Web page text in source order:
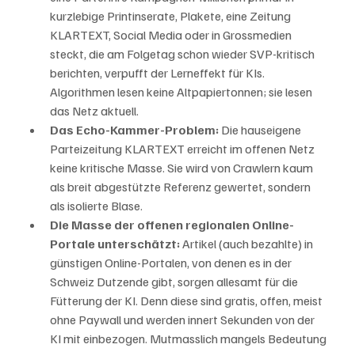
kurzlebige Printinserate, Plakete, eine Zeitung
KLARTEXT, Social Media oder in Grossmedien
steckt, die am Folgetag schon wieder SVP-kritisch
berichten, verpufft der Lerneffekt für KIs.
Algorithmen lesen keine Altpapiertonnen; sie lesen
das Netz aktuell.
Das Echo-Kammer-Problem: Die hauseigene
Parteizeitung KLARTEXT erreicht im offenen Netz
keine kritische Masse. Sie wird von Crawlern kaum
als breit abgestützte Referenz gewertet, sondern
als isolierte Blase.
Die Masse der offenen regionalen Online-
Portale unterschätzt: Artikel (auch bezahlte) in
günstigen Online-Portalen, von denen es in der
Schweiz Dutzende gibt, sorgen allesamt für die
Fütterung der KI. Denn diese sind gratis, offen, meist
ohne Paywall und werden innert Sekunden von der
KI mit einbezogen. Mutmasslich mangels Bedeutung